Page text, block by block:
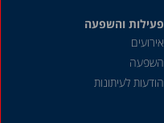
פעילות והשפעה
אירועים
השפעה
הודעות לעיתונות